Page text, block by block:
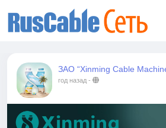
ЗАО “Xinming Cable
год назад -